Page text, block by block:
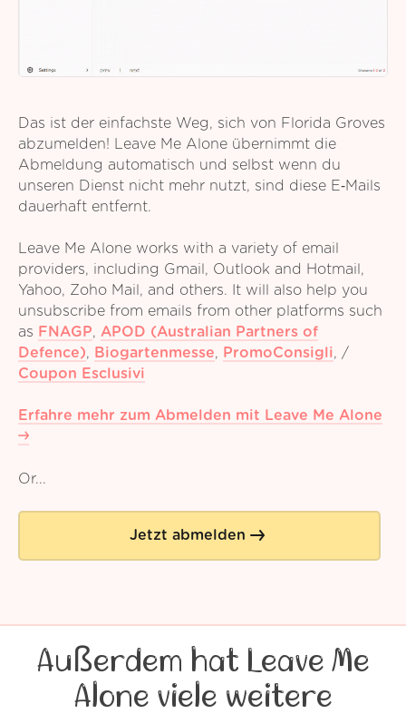
Das ist der einfachste Weg, sich von Florida Groves
abzumelden! Leave Me Alone übernimmt die
Abmeldung automatisch und selbst wenn du
unseren Dienst nicht mehr nutzt, sind diese E‑Mails
dauerhaft entfernt.
Leave Me Alone works with a variety of email
providers, including Gmail, Outlook and Hotmail,
Yahoo, Zoho Mail, and others. It will also help you
unsubscribe from emails from other platforms such
as FNAGP, APOD (Australian Partners of
Defence), Biogartenmesse, PromoConsigli, /
Coupon Esclusivi
Erfahre mehr zum Abmelden mit Leave Me Alone
Or...
Jetzt abmelden
Außerdem hat Leave Me
Alone viele weitere